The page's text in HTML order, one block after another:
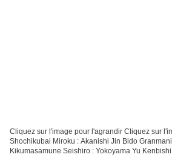
Cliquez sur l'image pour l'agrandir Cliquez sur
Shochikubai Miroku : Akanishi Jin Bido
Kikumasamune Seishiro : Yokoyama Yu